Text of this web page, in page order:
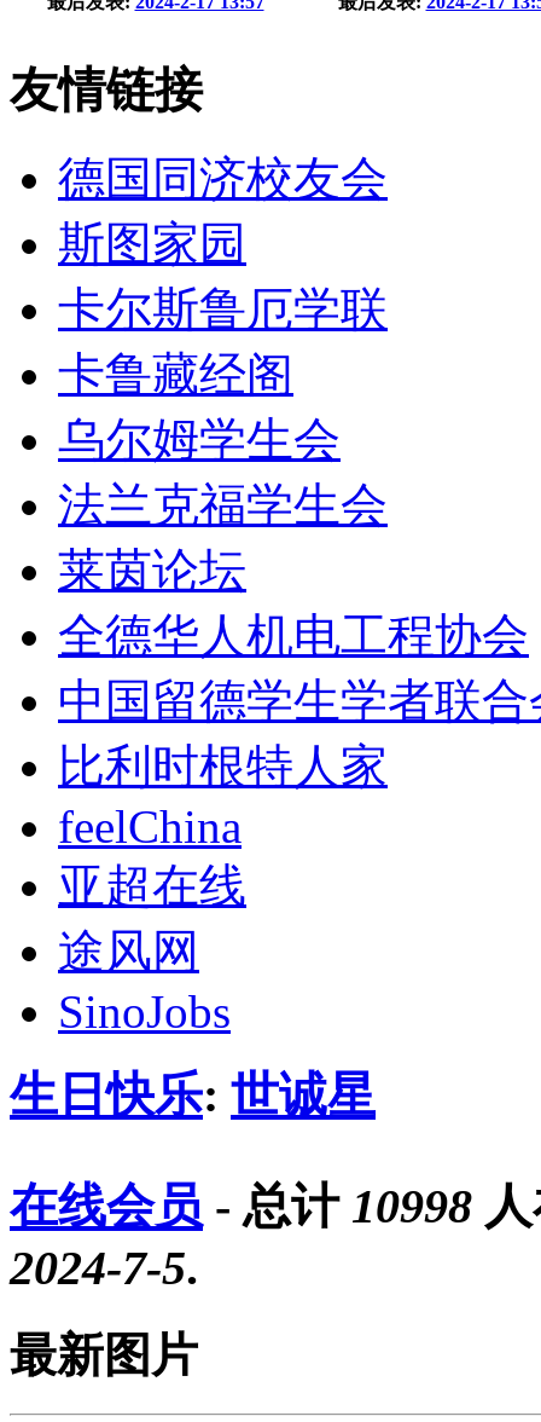
友情链接
德国同济校友会
斯图家园
卡尔斯鲁厄学联
卡鲁藏经阁
乌尔姆学生会
法兰克福学生会
莱茵论坛
全德华人机电工程协会
中国留德学生学者联合
比利时根特人家
feelChina
亚超在线
途风网
SinoJobs
生日快乐: 世诚星
在线会员 - 总计 10998
2024-7-5.
最新图片